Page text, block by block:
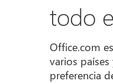
todo
Office.com
varios países
preferencia